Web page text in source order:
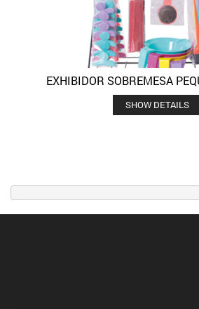
EXHIBIDOR SOBREMESA
SHOW DETAILS